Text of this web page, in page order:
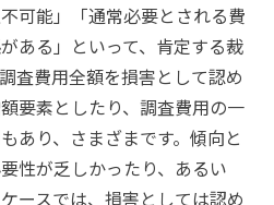
可能」「通常必要とされる費
ある」といって、肯定する裁
査費用全額を損害として認め
要素としたり、調査費用の一
あり、さまざまです。傾向と
性が乏しかったり、あるい
ースでは、損害としては認め